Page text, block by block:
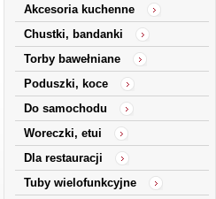
Akcesoria kuchenne
Chustki, bandanki
Torby bawełniane
Poduszki, koce
Do samochodu
Woreczki, etui
Dla restauracji
Tuby wielofunkcyjne